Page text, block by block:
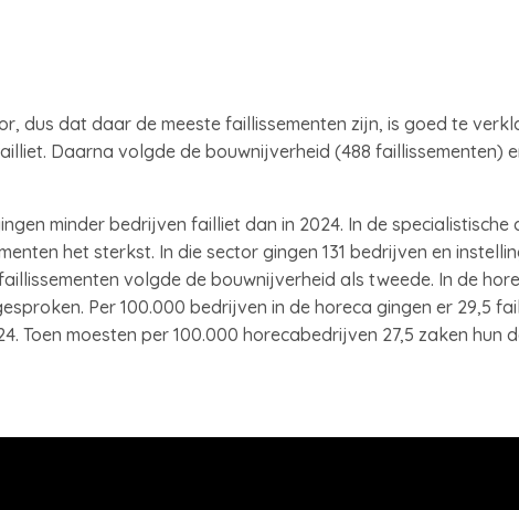
dus dat daar de meeste faillissementen zijn, is goed te
Daarna volgde de bouwnijverheid (488 faillissementen)
minder bedrijven failliet dan in 2024. In de specialistische
het sterkst. In die sector gingen 131 bedrijven en
volgde de bouwnijverheid als tweede. In de
Per 100.000 bedrijven in de horeca gingen er 29,5
Toen moesten per 100.000 horecabedrijven 27,5 zaken hun